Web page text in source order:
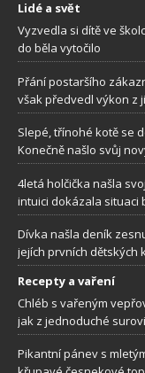
Lidé a svět
Vyzvedla si dítě ve
do běla vytočilo
Přání postaršího
však předvedl výkon z
Slepé, třínohé kotě se
Konečně našlo svůj
4letá holčička našla
intuici dokázala situaci
Dívka našla deník
jejích prvních dětských
Recepty a vaření
Chléb s vařeným
jak z jednoduché
Pikantní pánev s